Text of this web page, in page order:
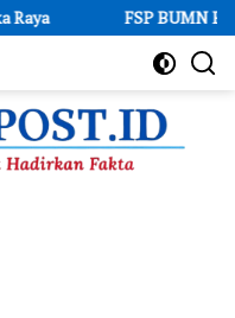
FSP BUMN Bersatu Soroti